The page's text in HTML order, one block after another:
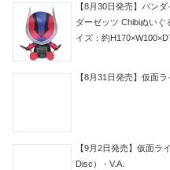
【8月30日発売】バン
ダーゼッツ Chibiぬい
イズ：約
【8月31日発売】仮面
【9月2日発売】仮面ラ
Disc） - V.A.